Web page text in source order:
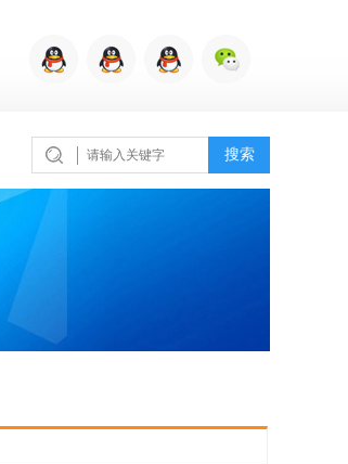
搜索